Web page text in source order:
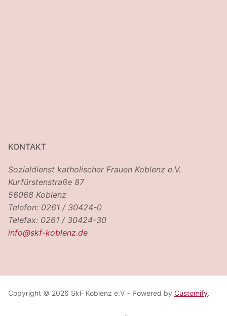
KONTAKT
Sozialdienst katholischer Frauen Koblenz e.V.
Kurfürstenstraße 87
56068 Koblenz
Telefon: 0261 / 30424-0
Telefax: 0261 / 30424-30
info@skf-koblenz.de
Copyright © 2026 SkF Koblenz e.V – Powered by Customify.